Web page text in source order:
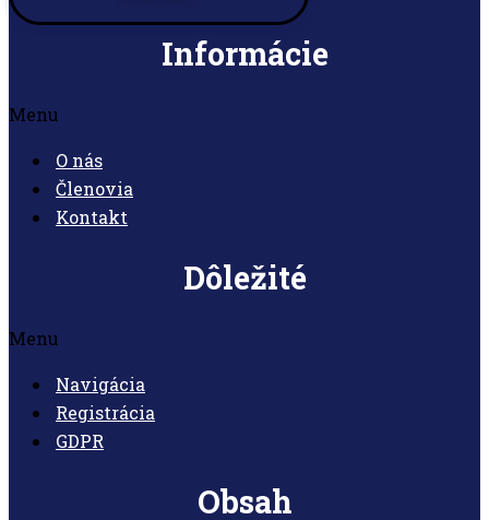
Informácie
Menu
O nás
Členovia
Kontakt
Dôležité
Menu
Navigácia
Registrácia
GDPR
Obsah